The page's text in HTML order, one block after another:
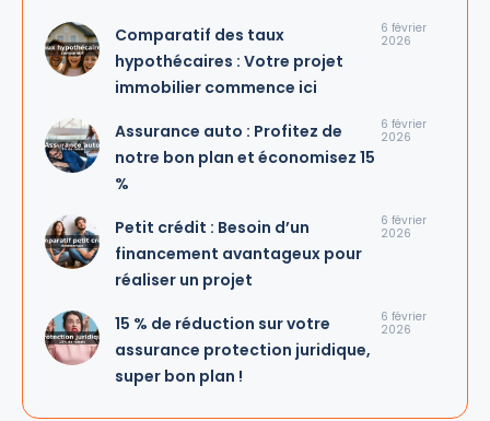
Comparatif des taux
hypothécaires : Votre projet
immobilier commence ici
6 février
2026
Assurance auto : Profitez de
notre bon plan et économisez 15
%
6 février
2026
Petit crédit : Besoin d’un
financement avantageux pour
réaliser un projet
6 février
2026
15 % de réduction sur votre
assurance protection juridique,
super bon plan !
6 février
2026